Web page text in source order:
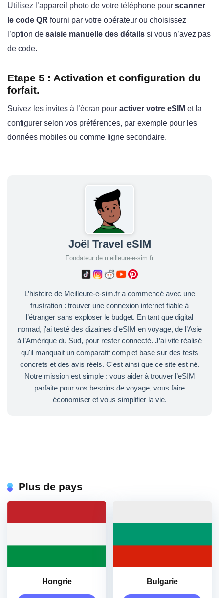
Utilisez l’appareil photo de votre téléphone pour scanner
le code QR fourni par votre opérateur ou choisissez
l’option de saisie manuelle des détails si vous n’avez pas
de code.
Etape 5 : Activation et configuration du
forfait.
Suivez les invites à l’écran pour activer votre eSIM et la
configurer selon vos préférences, par exemple pour les
données mobiles ou comme ligne secondaire.
Joël Travel eSIM
Fondateur de meilleure-e-sim.fr
L’histoire de Meilleure-e-sim.fr a commencé avec une
frustration : trouver une connexion internet fiable à
l’étranger sans exploser le budget. En tant que digital
nomad, j'ai testé des dizaines d'eSIM en voyage, de l’Asie
à l’Amérique du Sud, pour rester connecté. J’ai vite réalisé
qu'il manquait un comparatif complet basé sur des tests
concrets et des avis réels. C'est ainsi que ce site est né.
Notre mission est simple : vous aider à trouver l’eSIM
parfaite pour vos besoins de voyage, vous faire
économiser et vous simplifier la vie.
Plus de pays
Hongrie Bulgarie